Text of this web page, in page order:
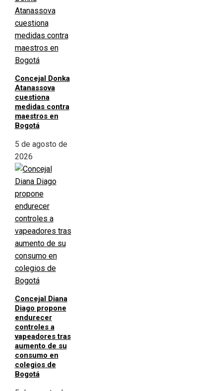
Concejal Donka
Atanassova
cuestiona
medidas contra
maestros en
Bogotá
5 de agosto de
2026
Concejal Diana
Diago propone
endurecer
controles a
vapeadores tras
aumento de su
consumo en
colegios de
Bogotá